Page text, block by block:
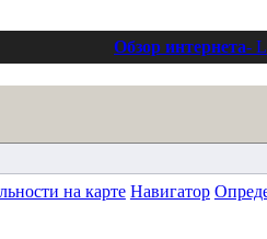
Обзор интернета-
на карте Навигатор